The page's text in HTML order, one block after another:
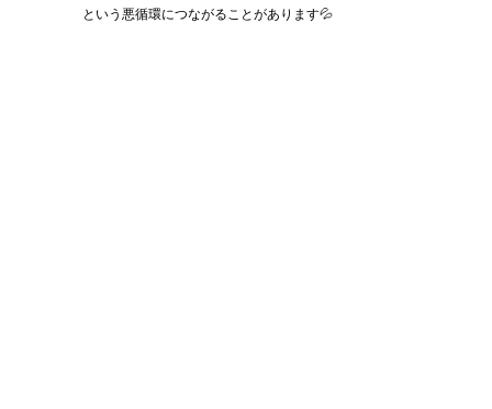
という悪循環につながることがあります💦